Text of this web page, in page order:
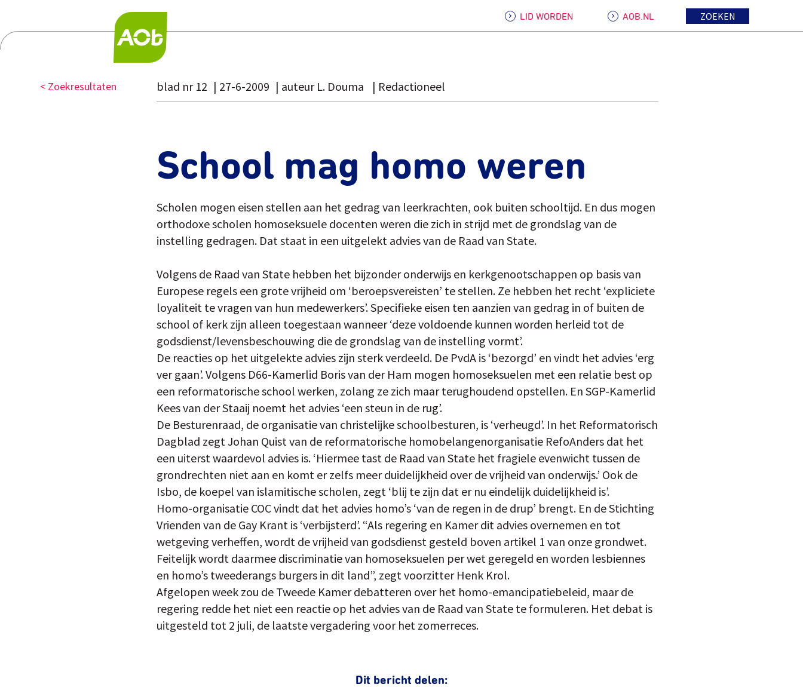
LID WORDEN AOB.NL ZOEKEN
< Zoekresultaten blad nr 12 27-6-2009 auteur L. Douma Redactioneel
School mag homo weren
Scholen mogen eisen stellen aan het gedrag van leerkrachten, ook buiten schooltijd. En dus mogen
orthodoxe scholen homoseksuele docenten weren die zich in strijd met de grondslag van de
instelling gedragen. Dat staat in een uitgelekt advies van de Raad van State.
Volgens de Raad van State hebben het bijzonder onderwijs en kerkgenootschappen op basis van
Europese regels een grote vrijheid om ‘beroepsvereisten’ te stellen. Ze hebben het recht ‘expliciete
loyaliteit te vragen van hun medewerkers’. Specifieke eisen ten aanzien van gedrag in of buiten de
school of kerk zijn alleen toegestaan wanneer ‘deze voldoende kunnen worden herleid tot de
godsdienst/levensbeschouwing die de grondslag van de instelling vormt’.
De reacties op het uitgelekte advies zijn sterk verdeeld. De PvdA is ‘bezorgd’ en vindt het advies ‘erg
ver gaan’. Volgens D66-Kamerlid Boris van der Ham mogen homoseksuelen met een relatie best op
een reformatorische school werken, zolang ze zich maar terughoudend opstellen. En SGP-Kamerlid
Kees van der Staaij noemt het advies ‘een steun in de rug’.
De Besturenraad, de organisatie van christelijke schoolbesturen, is ‘verheugd’. In het Reformatorisch
Dagblad zegt Johan Quist van de reformatorische homobelangenorganisatie RefoAnders dat het
een uiterst waardevol advies is. ‘Hiermee tast de Raad van State het fragiele evenwicht tussen de
grondrechten niet aan en komt er zelfs meer duidelijkheid over de vrijheid van onderwijs.’ Ook de
Isbo, de koepel van islamitische scholen, zegt ‘blij te zijn dat er nu eindelijk duidelijkheid is’.
Homo-organisatie COC vindt dat het advies homo’s ‘van de regen in de drup’ brengt. En de Stichting
Vrienden van de Gay Krant is ‘verbijsterd’. “Als regering en Kamer dit advies overnemen en tot
wetgeving verheffen, wordt de vrijheid van godsdienst gesteld boven artikel 1 van onze grondwet.
Feitelijk wordt daarmee discriminatie van homoseksuelen per wet geregeld en worden lesbiennes
en homo’s tweederangs burgers in dit land”, zegt voorzitter Henk Krol.
Afgelopen week zou de Tweede Kamer debatteren over het homo-emancipatiebeleid, maar de
regering redde het niet een reactie op het advies van de Raad van State te formuleren. Het debat is
uitgesteld tot 2 juli, de laatste vergadering voor het zomerreces.
Dit bericht delen: